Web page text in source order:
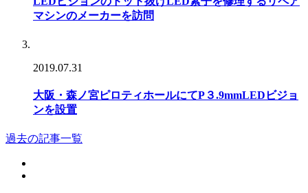
マシンのメーカーを訪問
2019.07.31
大阪・森ノ宮ピロティホールにてP３.9mmLEDビジョ
ンを設置
過去の記事一覧